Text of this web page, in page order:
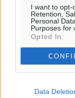
I want to opt-
Retention,
Personal
Purposes for
Opted In
Data
Έτος –
Ελλάδα
Ειδήσεις• πριν 11
Ο.Φ. Ιστρίου: